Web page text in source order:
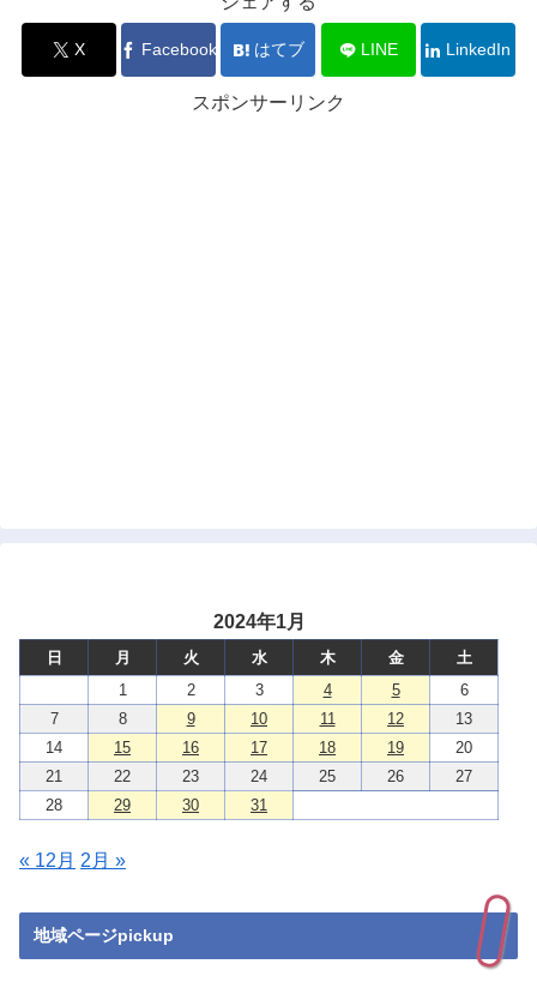
X Facebook はてブ LINE LinkedIn
スポンサーリンク
2024年1月
日 月 火 水 木 金
土
1
2 3 4 5
6
7
8 9 10 11 12
13
14
15 16 17 18 19
20
21
22 23 24 25 26
27
28
29 30 31
« 12月 2月 »
地域ページpickup